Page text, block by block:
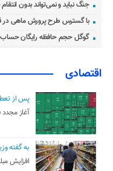
جنگ نباید و نمی‌تواند بدون
با گسترس طرح پرورش ماهی در
گوگل حجم حافظه رایگان
اقتصادی
پس از
آغاز مجدد
به گفته
افزایش